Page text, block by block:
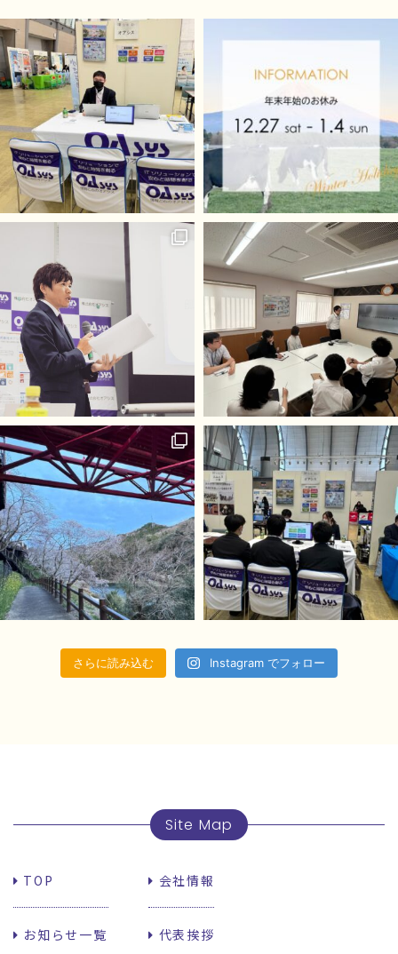
さらに読み込む Instagram でフォロー
Site Map
TOP
お知らせ一覧
会社情報
代表挨拶